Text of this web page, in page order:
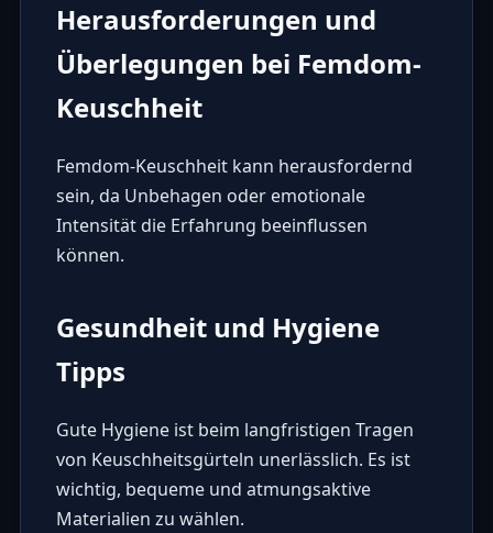
Herausforderungen und
Überlegungen bei Femdom-
Keuschheit
Femdom-Keuschheit kann herausfordernd
sein, da Unbehagen oder emotionale
Intensität die Erfahrung beeinflussen
können.
Gesundheit und Hygiene
Tipps
Gute Hygiene ist beim langfristigen Tragen
von Keuschheitsgürteln unerlässlich. Es ist
wichtig, bequeme und atmungsaktive
Materialien zu wählen.